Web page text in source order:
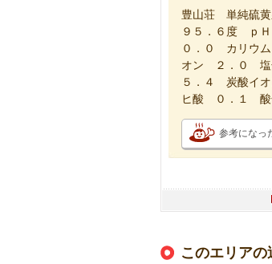
豊山荘 単純硫黄
９５．６度 ｐ
０．０ カリウ
オン ２．０ 塩
５．４ 炭酸イ
ヒ酸 ０．１ 酸
参考になっ
このエリア